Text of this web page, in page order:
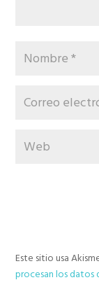
Este sitio usa
procesan los datos